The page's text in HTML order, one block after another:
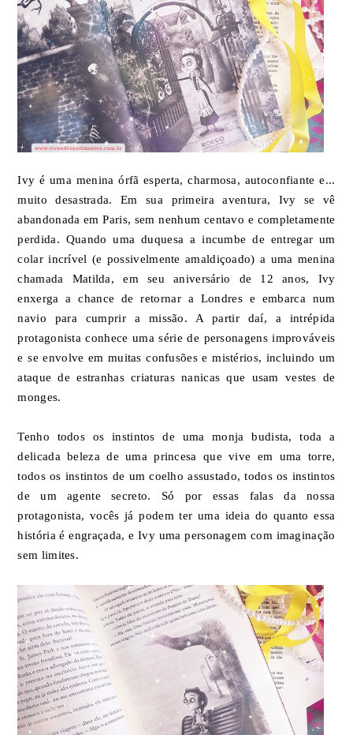
Ivy é uma menina órfã esperta, charmosa, autoconfiante e...
muito desastrada. Em sua primeira aventura, Ivy se vê
abandonada em Paris, sem nenhum centavo e completamente
perdida. Quando uma duquesa a incumbe de entregar um
colar incrível (e possivelmente amaldiçoado) a uma menina
chamada Matilda, em seu aniversário de 12 anos, Ivy
enxerga a chance de retornar a Londres e embarca num
navio para cumprir a missão. A partir daí, a intrépida
protagonista conhece uma série de personagens improváveis
e se envolve em muitas confusões e mistérios, incluindo um
ataque de estranhas criaturas nanicas que usam vestes de
monges.
Tenho todos os instintos de uma monja budista, toda a
delicada beleza de uma princesa que vive em uma torre,
todos os instintos de um coelho assustado, todos os instintos
de um agente secreto. Só por essas falas da nossa
protagonista, vocês já podem ter uma ideia do quanto essa
história é engraçada, e Ivy uma personagem com imaginação
sem limites.